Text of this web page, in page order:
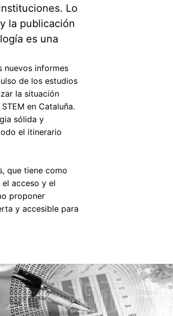
Lo
la publicación
es una
nuevos informes
de los estudios
la situación
en Cataluña.
sólida y
el itinerario
que tiene como
acceso y el
proponer
y accesible para